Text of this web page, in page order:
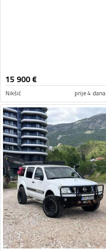
15 900€
Nikšić prije 4 dana